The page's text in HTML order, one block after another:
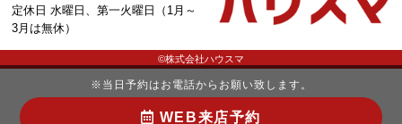
定休日 水曜日、第一火曜日（1月～
3月は無休）
©株式会社ハウスマ
※当日予約はお電話からお願い致します。
WEB来店予約